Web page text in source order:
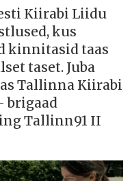
Kiirabi Liidu
kus
kinnitasid taas
taset. Juba
Tallinna Kiirabi
brigaad
Tallinn91 II